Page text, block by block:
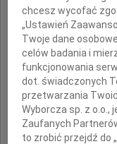
chcesz wycofać
„Ustawień
Twoje dane
celów badania i
funkcjonowania
dot. świadczonych
przetwarzania
Wyborcza sp. z o.o.,
Zaufanych
to zrobić przejdź do